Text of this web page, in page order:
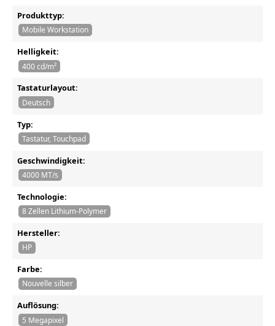
Produkttyp:
Mobile Workstation
Helligkeit:
400 cd/m²
Tastaturlayout:
Deutsch
Typ:
Tastatur, Touchpad
Geschwindigkeit:
4000 MT/s
Technologie:
8 Zellen Lithium-Polymer
Hersteller:
HP
Farbe:
Nouvelle silber
Auflösung:
5 Megapixel